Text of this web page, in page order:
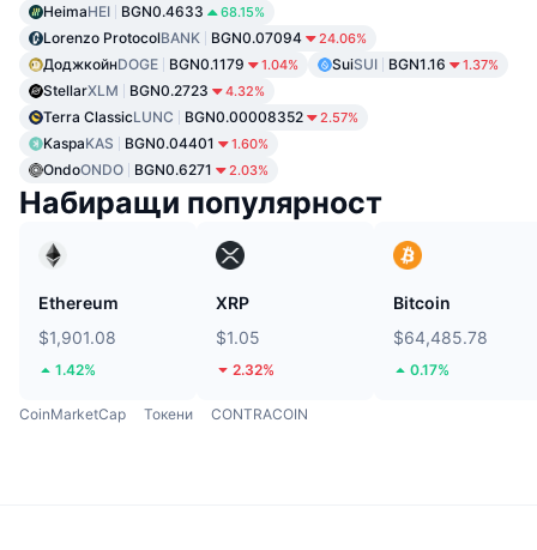
HeimaHEI BGN0.4633 68.15%
Lorenzo ProtocolBANK BGN0.07094 24.06%
ДоджкойнDOGE BGN0.1179 1.04% SuiSUI BGN1.16 1.37%
StellarXLM BGN0.2723 4.32%
Terra ClassicLUNC BGN0.00008352 2.57%
KaspaKAS BGN0.04401 1.60%
OndoONDO BGN0.6271 2.03%
Набиращи популярност
Ethereum
$1,901.08
1.42%
XRP
$1.05
2.32%
Bitcoin
$64,485.78
0.17%
CoinMarketCap Токени CONTRACOIN